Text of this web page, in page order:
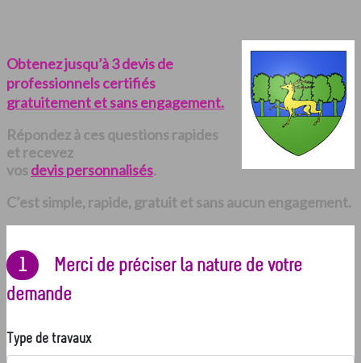
Obtenez jusqu’à 3 devis de
professionnels certifiés
gratuitement et sans engagement.
Répondez à ces questions rapides
et recevez
vos devis personnalisés.
C’est simple, rapide, gratuit et sans aucun engagement.